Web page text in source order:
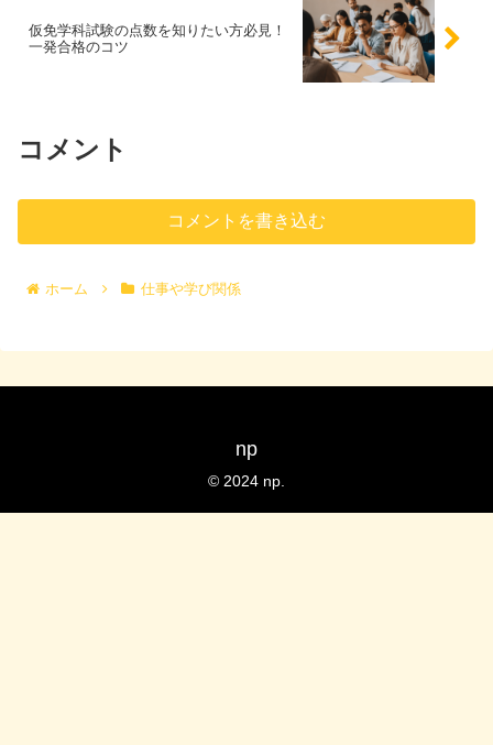
仮免学科試験の点数を知りたい方必見！
一発合格のコツ
コメント
コメントを書き込む
ホーム 仕事や学び関係
np
© 2024 np.